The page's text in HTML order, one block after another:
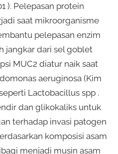
). Pelepasan protein
saat mikroorganisme
pelepasan enzim
jangkar dari sel goblet
MUC2 diatur naik saat
aeruginosa (Kim
Lactobacillus spp .
dan glikokaliks untuk
terhadap invasi patogen
komposisi asam
menjadi musin asam